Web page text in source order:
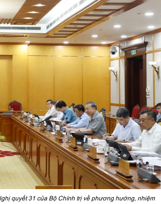
quyết 31 của Bộ Chính trị về phương hướng, nhiệm